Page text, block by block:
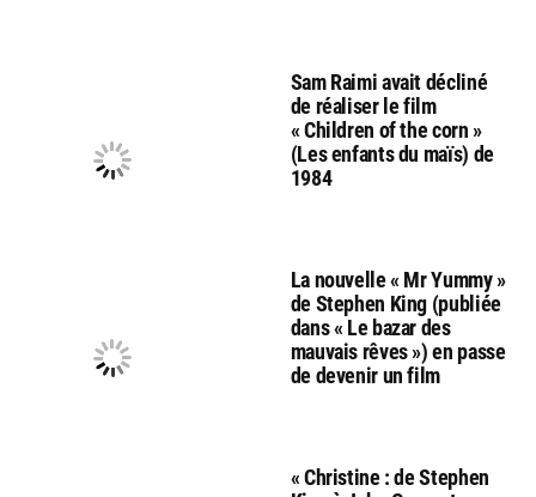
Sam Raimi avait décliné
de réaliser le film
« Children of the corn »
(Les enfants du maïs) de
1984
La nouvelle « Mr Yummy »
de Stephen King (publiée
dans « Le bazar des
mauvais rêves ») en passe
de devenir un film
« Christine : de Stephen